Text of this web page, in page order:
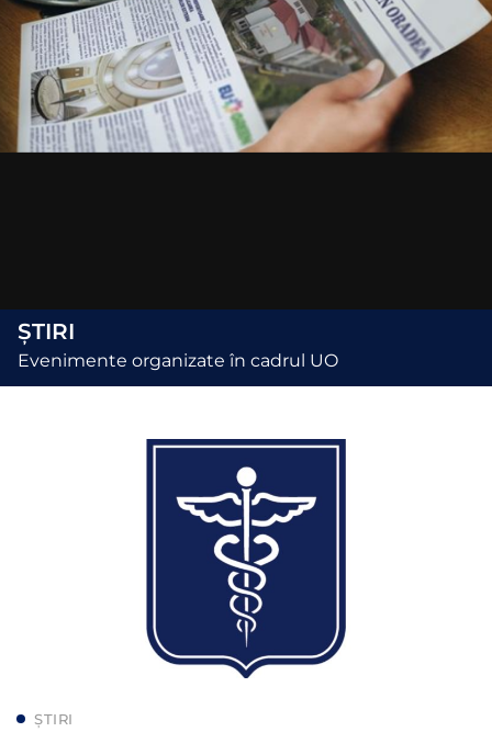
ȘTIRI
Evenimente organizate în cadrul UO
ȘTIRI